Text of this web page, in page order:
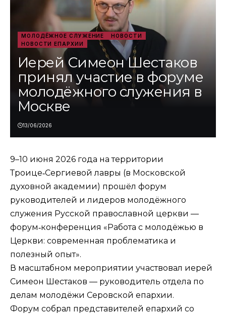
МОЛОДЁЖНОЕ СЛУЖЕНИЕ
НОВОСТИ
НОВОСТИ ЕПАРХИИ
Иерей Симеон Шестаков
принял участие в форуме
молодёжного служения в
Москве
13/06/2026
9–10 июня 2026 года на территории
Троице‑Сергиевой лавры (в Московской
духовной академии) прошёл форум
руководителей и лидеров молодёжного
служения Русской православной церкви —
форум‑конференция «Работа с молодёжью в
Церкви: современная проблематика и
полезный опыт».
В масштабном мероприятии участвовал иерей
Симеон Шестаков — руководитель отдела по
делам молодёжи Серовской епархии.
Форум собрал представителей епархий со